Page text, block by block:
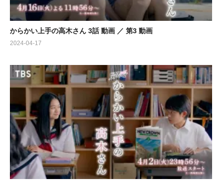
からかい上手の高木さん 3話 動画 ／ 第3 動画
2024-04-17